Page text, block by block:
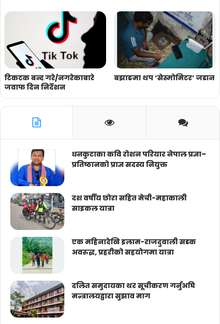
टिकटक बन्द गरे/नगरेकाबारे
जवाफ दिन निर्देशन
बझाङमा थप ‘सेस्मोमिटर’ जडान
धनकुटाका कवि रोशन परियार नेपाल प्रज्ञा–
प्रतिष्ठानको प्राज्ञ सदस्य नियुक्त
दश वर्षीय छोरा सहित मेची-महाकाली
साइकल यात्रा
एक महिनादेखि इलाम-राजदुवाली सडक
अवरुद्ध, प्रहरीको सहयोगमा यात्रा
दलित समुदायका थर सूचीकरण गर्नुअघि
मन्त्रालयद्वारा सुझाव माग